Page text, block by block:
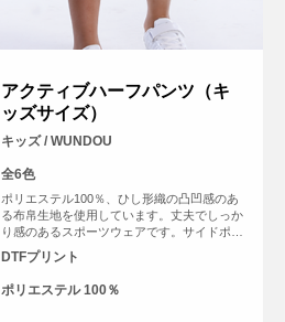
アクティブハーフパンツ（キ
ッズサイズ）
キッズ / WUNDOU
全6色
ポリエステル100％、ひし形織の凸凹感のあ
る布帛生地を使用しています。丈夫でしっか
り感のあるスポーツウェアです。サイドポケ
ットはテニスボールなども収まる深めのビッ
グサイズに。サイドスリット、ウエストゴム
調整可能な紐付きです。 S～XXLの大人用サ
イズの取り扱いもございます。
DTFプリント
ポリエステル 100％